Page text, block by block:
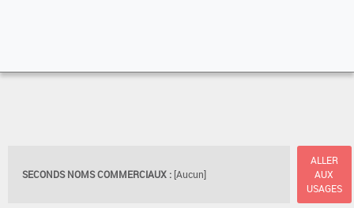
SECONDS NOMS COMMERCIAUX : [Aucun]
ALLER
AUX
USAGES